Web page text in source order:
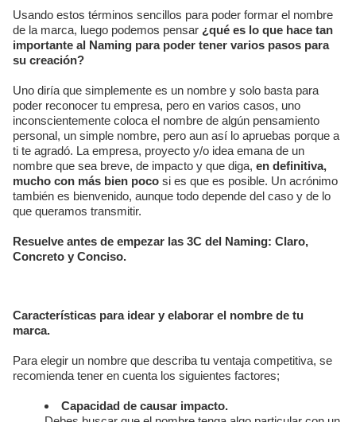
Usando estos términos sencillos para poder formar el nombre
de la marca, luego podemos pensar ¿qué es lo que hace tan
importante al Naming para poder tener varios pasos para
su creación?
Uno diría que simplemente es un nombre y solo basta para
poder reconocer tu empresa, pero en varios casos, uno
inconscientemente coloca el nombre de algún pensamiento
personal, un simple nombre, pero aun así lo apruebas porque a
ti te agradó. La empresa, proyecto y/o idea emana de un
nombre que sea breve, de impacto y que diga, en definitiva,
mucho con más bien poco si es que es posible. Un acrónimo
también es bienvenido, aunque todo depende del caso y de lo
que queramos transmitir.
Resuelve antes de empezar las 3C del Naming: Claro,
Concreto y Conciso.
Características para idear y elaborar el nombre de tu
marca.
Para elegir un nombre que describa tu ventaja competitiva, se
recomienda tener en cuenta los siguientes factores;
Capacidad de causar impacto.